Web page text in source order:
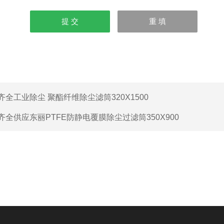
全工业除尘 聚酯纤维除尘滤筒320X1500
全供应东丽PTFE防静电覆膜除尘过滤筒350X900